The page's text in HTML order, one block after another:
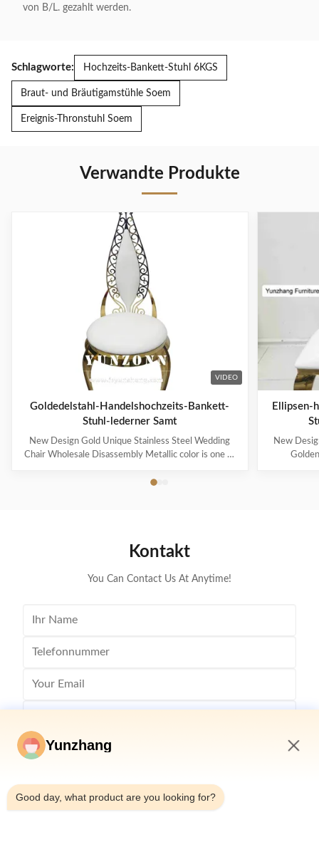
von B/L. gezahlt werden.
Schlagworte: Hochzeits-Bankett-Stuhl 6KGS
Braut- und Bräutigamstühle Soem
Ereignis-Thronstuhl Soem
Verwandte Produkte
VIDEO
Goldedelstahl-Handelshochzeits-Bankett-
Stuhl-lederner Samt
New Design Gold Unique Stainless Steel Wedding
Chair Wholesale Disassembly Metallic color is one of
nowadays, also be the color that can improve
Ellipsen-
New
Kontakt
You Can Contact Us At Anytime!
Yunzhang
Good day, what product are you looking for?